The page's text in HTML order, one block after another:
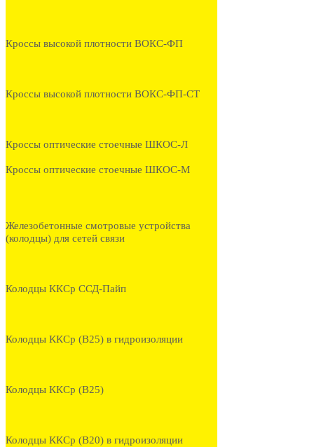
Кроссы высокой плотности ВОКС-ФП
Кроссы высокой плотности ВОКС-ФП-СТ
Кроссы оптические стоечные ШКОС-Л
Кроссы оптические стоечные ШКОС-М
Железобетонные смотровые устройства
(колодцы) для сетей связи
Колодцы ККСр ССД-Пайп
Колодцы ККСр (В25) в гидроизоляции
Колодцы ККСр (В25)
Колодцы ККСр (В20) в гидроизоляции